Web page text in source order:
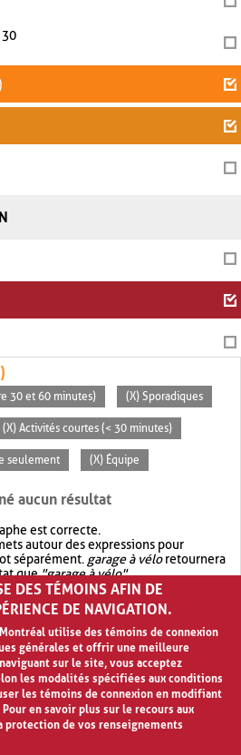
30 et 60 minutes) (X) Sporadiques
(X) Activités courtes (< 30 minutes)
seulement (X) Équipe
aucun résultat
est correcte.
autour des expressions pour
séparément. garage à véloretournera
que"garage à vélo".
recherche avec OR.garage OR vélo
de résultat quegarage à vélo
DES TÉMOINS AFIN DE
DE NAVIGATION.
utilise des témoins de connexion
générales et offrir une meilleure
sur le site, vous acceptez
les modalités spécifiées aux conditions
les témoins de connexion en modifiant
en savoir plus sur le recours aux
protection de vos renseignements